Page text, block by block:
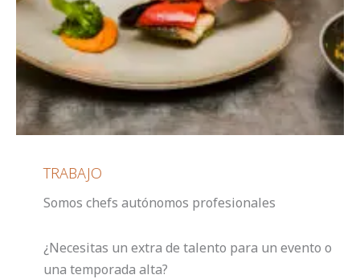
TRABAJO
Somos chefs autónomos profesionales
¿Necesitas un extra de talento para un evento o
una temporada alta?